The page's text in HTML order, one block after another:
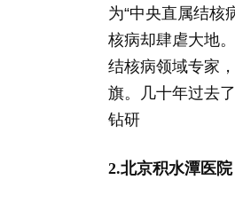
为“中央直属结核
核病却肆虐大地
结核病领域专家
旗。几十年过去
钻研
2.北京积水潭医院